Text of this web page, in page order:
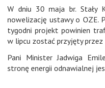
W dniu 30 maja br. Stały
nowelizację ustawy o OZE.
tygodni projekt powinien
w lipcu zostać przyjęty przez
Pani Minister Jadwiga
stronę energii odnawialnej